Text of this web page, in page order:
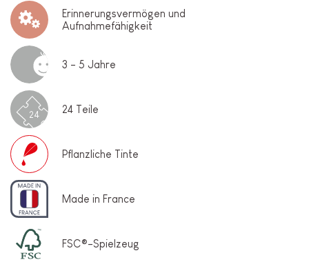
Erinnerungsvermögen und
Aufnahmefähigkeit
3 - 5 Jahre
24 24 Teile
Pflanzliche Tinte
Made in France
FSC®-Spielzeug